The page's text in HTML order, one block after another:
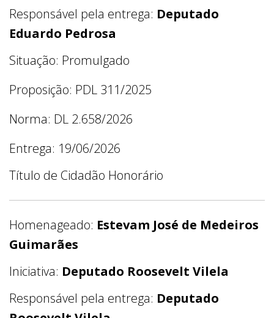
Responsável pela entrega: Deputado
Eduardo Pedrosa
Situação: Promulgado
Proposição: PDL 311/2025
Norma: DL 2.658/2026
Entrega: 19/06/2026
Título de Cidadão Honorário
Homenageado: Estevam José de Medeiros
Guimarães
Iniciativa: Deputado Roosevelt Vilela
Responsável pela entrega: Deputado